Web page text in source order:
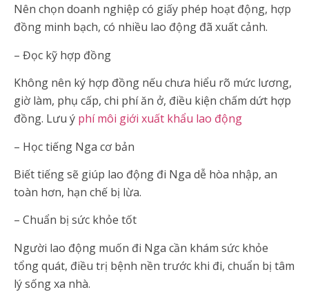
Nên chọn doanh nghiệp có giấy phép hoạt động, hợp
đồng minh bạch, có nhiều lao động đã xuất cảnh.
– Đọc kỹ hợp đồng
Không nên ký hợp đồng nếu chưa hiểu rõ mức lương,
giờ làm, phụ cấp, chi phí ăn ở, điều kiện chấm dứt hợp
đồng. Lưu ý phí môi giới xuất khẩu lao động
– Học tiếng Nga cơ bản
Biết tiếng sẽ giúp lao động đi Nga dễ hòa nhập, an
toàn hơn, hạn chế bị lừa.
– Chuẩn bị sức khỏe tốt
Người lao động muốn đi Nga cần khám sức khỏe
tổng quát, điều trị bệnh nền trước khi đi, chuẩn bị tâm
lý sống xa nhà.